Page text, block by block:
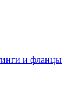
и фланцы